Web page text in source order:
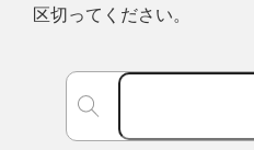
区切ってください。